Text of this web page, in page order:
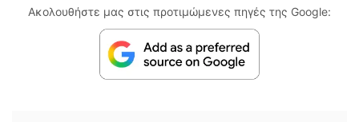
Ακολουθήστε μας στις προτιμώμενες πηγές της Google: